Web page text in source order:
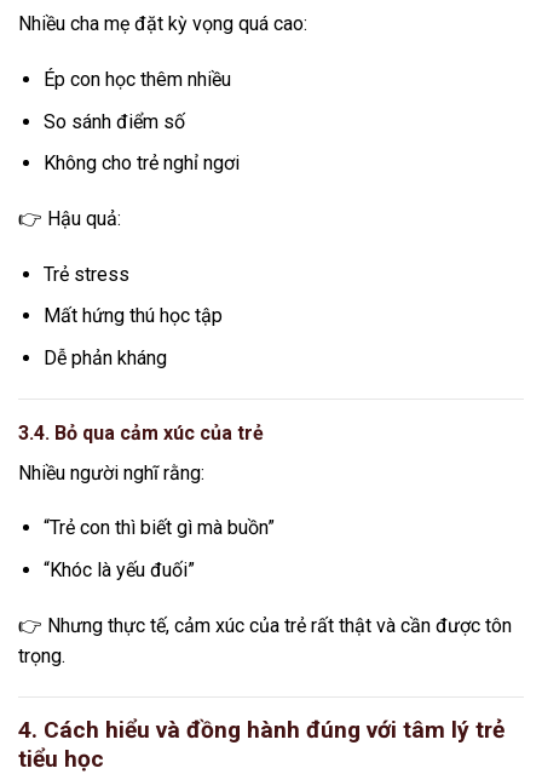
Nhiều cha mẹ đặt kỳ vọng quá cao:
Ép con học thêm nhiều
So sánh điểm số
Không cho trẻ nghỉ ngơi
👉 Hậu quả:
Trẻ stress
Mất hứng thú học tập
Dễ phản kháng
3.4. Bỏ qua cảm xúc của trẻ
Nhiều người nghĩ rằng:
“Trẻ con thì biết gì mà buồn”
“Khóc là yếu đuối”
👉 Nhưng thực tế, cảm xúc của trẻ rất thật và cần được tôn
trọng.
4. Cách hiểu và đồng hành đúng với tâm lý trẻ
tiểu học